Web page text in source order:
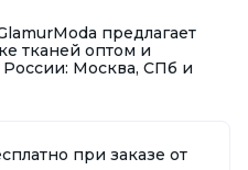
предлагает
тканей оптом и
Москва, СПб и
при заказе от